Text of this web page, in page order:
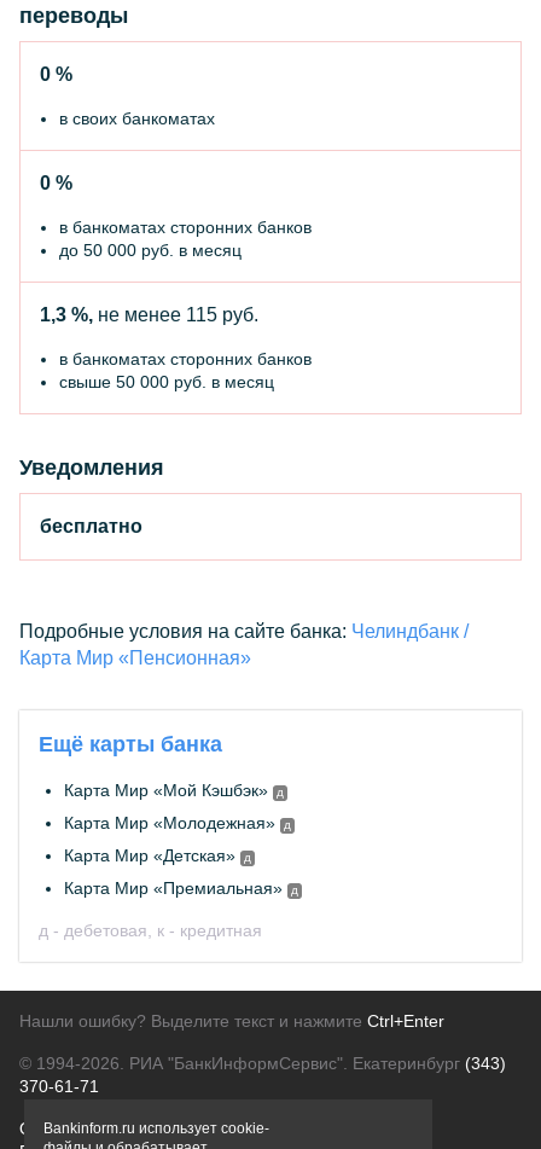
переводы
0 %
в своих банкоматах
0 %
в банкоматах сторонних банков
до 50 000 руб. в месяц
1,3 %, не менее 115 руб.
в банкоматах сторонних банков
свыше 50 000 руб. в месяц
Уведомления
бесплатно
Подробные условия на сайте банка: Челиндбанк /
Карта Мир «Пенсионная»
Ещё карты банка
Карта Мир «Мой Кэшбэк» д
Карта Мир «Молодежная» д
Карта Мир «Детская» д
Карта Мир «Премиальная» д
д - дебетовая, к - кредитная
Нашли ошибку? Выделите текст и нажмите Ctrl+Enter
© 1994-2026. РИА "БанкИнформСервис". Екатеринбург (343)
370-61-71
О проектеПолитика конфиденциальности
Bankinform.ru использует cookie-